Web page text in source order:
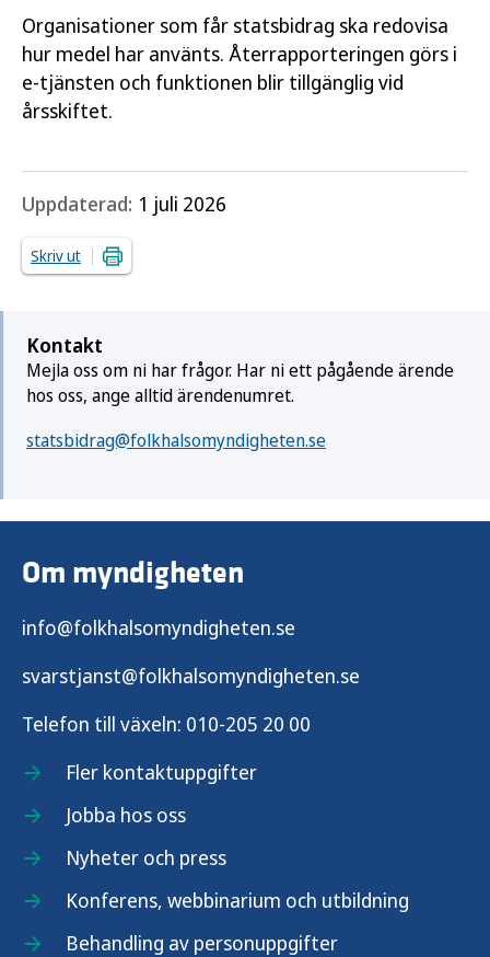
Organisationer som får statsbidrag ska redovisa
hur medel har använts. Återrapporteringen görs i
e-tjänsten och funktionen blir tillgänglig vid
årsskiftet.
Uppdaterad: 1 juli 2026
Skriv ut
Kontakt
Mejla oss om ni har frågor. Har ni ett pågående ärende
hos oss, ange alltid ärendenumret.
statsbidrag@folkhalsomyndigheten.se
Om myndigheten
info@folkhalsomyndigheten.se
svarstjanst@folkhalsomyndigheten.se
Telefon till växeln: 010-205 20 00
Fler kontaktuppgifter
Jobba hos oss
Nyheter och press
Konferens, webbinarium och utbildning
Behandling av personuppgifter